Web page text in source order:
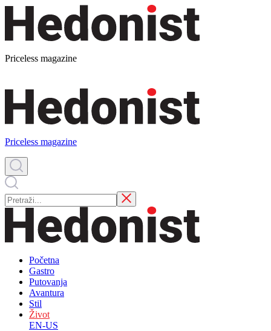
Priceless magazine
Priceless magazine
Početna
Gastro
Putovanja
Avantura
Stil
Život
EN-US